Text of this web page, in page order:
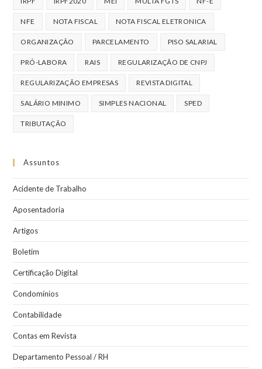
NFE NOTA FISCAL NOTA FISCAL ELETRONICA
ORGANIZAÇÃO PARCELAMENTO PISO SALARIAL
PRÓ-LABORA RAIS REGULARIZAÇÃO DE CNPJ
REGULARIZAÇÃO EMPRESAS REVISTA DIGITAL
SALÁRIO MINIMO SIMPLES NACIONAL SPED
TRIBUTAÇÃO
Assuntos
Acidente de Trabalho
Aposentadoria
Artigos
Boletim
Certificação Digital
Condomínios
Contabilidade
Contas em Revista
Departamento Pessoal / RH